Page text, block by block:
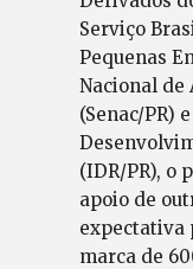
Serviço
Pequenas
Nacional de
(Senac/PR)
(IDR/PR), o
apoio de
expectativa
marca de